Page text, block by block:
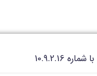
10.9.2.16